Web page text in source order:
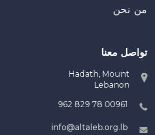
من نحن
تواصل معنا
Hadath, Mount
Lebanon
00961 78 829 962
info@altaleb.org.lb